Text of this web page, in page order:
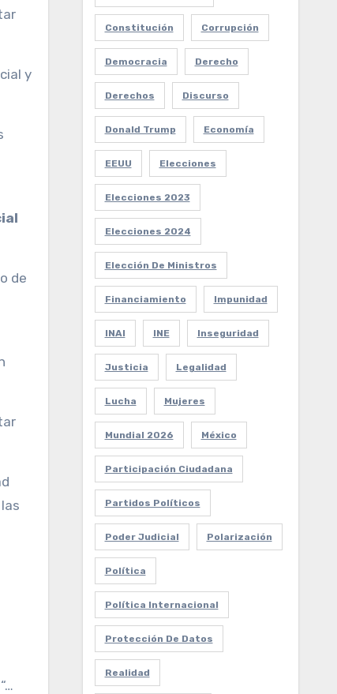
y
de
Constitución Corrupción
Democracia Derecho
Derechos Discurso
Donald Trump Economía
EEUU Elecciones
Elecciones 2023
Elecciones 2024
Elección De Ministros
Financiamiento Impunidad
INAI INE Inseguridad
Justicia Legalidad
Lucha Mujeres
Mundial 2026 México
Participación Ciudadana
Partidos Políticos
Poder Judicial Polarización
Política
Política Internacional
Protección De Datos
Realidad